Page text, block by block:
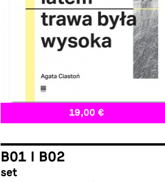
19,00 €
B01 I B02
set